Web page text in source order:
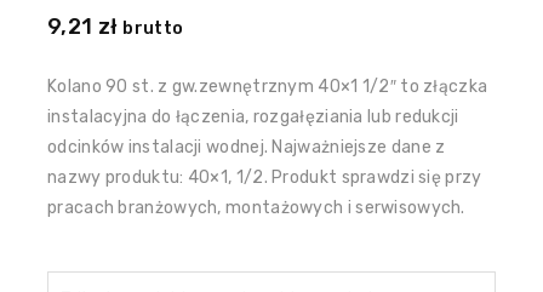
9,21 zł brutto
Kolano 90 st. z gw.zewnętrznym 40×1 1/2″ to złączka
instalacyjna do łączenia, rozgałęziania lub redukcji
odcinków instalacji wodnej. Najważniejsze dane z
nazwy produktu: 40×1, 1/2. Produkt sprawdzi się przy
pracach branżowych, montażowych i serwisowych.